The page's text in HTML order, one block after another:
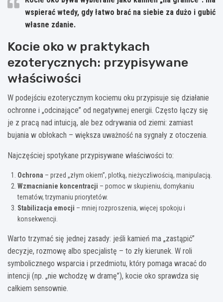
wspierać wtedy, gdy łatwo brać na siebie za dużo i gubić
własne zdanie.
Kocie oko w praktykach
ezoterycznych: przypisywane
właściwości
W podejściu ezoterycznym kociemu oku przypisuje się działanie
ochronne i „odcinające” od negatywnej energii. Często łączy się
je z pracą nad intuicją, ale bez odrywania od ziemi: zamiast
bujania w obłokach – większa uważność na sygnały z otoczenia.
Najczęściej spotykane przypisywane właściwości to:
Ochrona – przed „złym okiem”, plotką, nieżyczliwością, manipulacją.
Wzmacnianie koncentracji – pomoc w skupieniu, domykaniu
tematów, trzymaniu priorytetów.
Stabilizacja emocji – mniej rozproszenia, więcej spokoju i
konsekwencji.
Warto trzymać się jednej zasady: jeśli kamień ma „zastąpić”
decyzje, rozmowę albo specjalistę – to zły kierunek. W roli
symbolicznego wsparcia i przedmiotu, który pomaga wracać do
intencji (np. „nie wchodzę w dramę”), kocie oko sprawdza się
całkiem sensownie.